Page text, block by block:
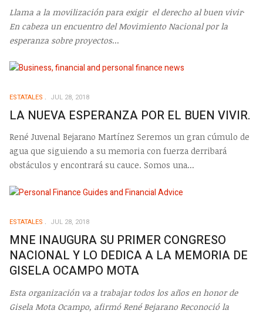
Llama a la movilización para exigir el derecho al buen vivir·
En cabeza un encuentro del Movimiento Nacional por la
esperanza sobre proyectos...
ESTATALES JUL 28, 2018
LA NUEVA ESPERANZA POR EL BUEN VIVIR.
René Juvenal Bejarano Martínez Seremos un gran cúmulo de
agua que siguiendo a su memoria con fuerza derribará
obstáculos y encontrará su cauce. Somos una...
ESTATALES JUL 28, 2018
MNE INAUGURA SU PRIMER CONGRESO
NACIONAL Y LO DEDICA A LA MEMORIA DE
GISELA OCAMPO MOTA
Esta organización va a trabajar todos los años en honor de
Gisela Mota Ocampo, afirmó René Bejarano Reconoció la